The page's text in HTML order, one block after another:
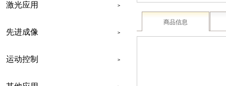
商品信息
激光应用 >
先进成像 >
运动控制 >